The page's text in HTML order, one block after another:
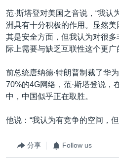
范·斯塔登对美国之音说，“我
洲具有十分积极的作用。显然
其是安全方面，但我认为对很
际上需要与缺乏互联性这个更广
前总统唐纳德·特朗普制裁了华
70%的4G网络，范·斯塔登说，
中，中国似乎正在取胜。
他说：“我认为有竞争的空间，
分享 Follow us